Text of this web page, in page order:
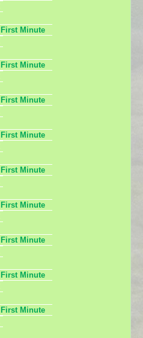
First Minute
First Minute
First Minute
First Minute
First Minute
First Minute
First Minute
First Minute
First Minute